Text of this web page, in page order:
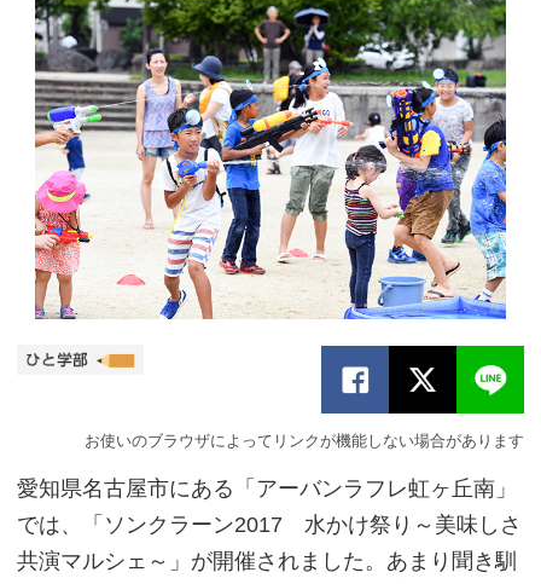
お使いのブラウザによってリンクが機能しない場合があります
愛知県名古屋市にある「アーバンラフレ虹ヶ丘南」
では、「ソンクラーン2017 水かけ祭り～美味しさ
共演マルシェ～」が開催されました。あまり聞き馴